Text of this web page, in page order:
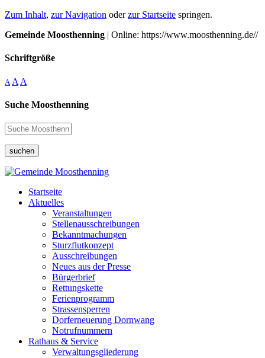
Zum Inhalt, zur Navigation oderzur Startseite springen.
Gemeinde Moosthenning | Online: https://www.moosthenning.de//
Schriftgröße
A A A
Suche Moosthenning
suchen
Startseite
Aktuelles
Veranstaltungen
Stellenausschreibungen
Bekanntmachungen
Sturzflutkonzept
Ausschreibungen
Neues aus der Presse
Bürgerbrief
Rettungskette
Ferienprogramm
Strassensperren
Dorferneuerung Dornwang
Notrufnummern
Rathaus & Service
Verwaltungsgliederung